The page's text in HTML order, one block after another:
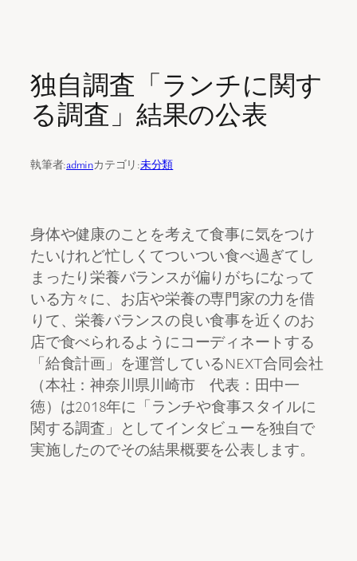
独自調査「ランチに関す
る調査」結果の公表
執筆者:adminカテゴリ:未分類
身体や健康のことを考えて食事に気をつけ
たいけれど忙しくてついつい食べ過ぎてし
まったり栄養バランスが偏りがちになって
いる方々に、お店や栄養の専門家の力を借
りて、栄養バランスの良い食事を近くのお
店で食べられるようにコーディネートする
「給食計画」を運営しているNEXT合同会社
（本社：神奈川県川崎市 代表：田中一
徳）は2018年に「ランチや食事スタイルに
関する調査」としてインタビューを独自で
実施したのでその結果概要を公表します。